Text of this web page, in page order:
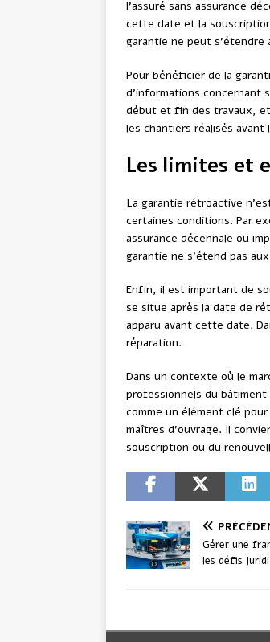
l’assuré sans assurance
cette date et la
garantie ne peut s’étendre
Pour bénéficier de la
d’informations concernant
début et fin des travaux,
les chantiers réalisés
Les limites et
La garantie rétroactive
certaines conditions. Par
assurance décennale ou
garantie ne s’étend pas
Enfin, il est important de
se situe après la date de
apparu avant cette date.
réparation.
Dans un contexte où le
professionnels du
comme un élément clé
maîtres d’ouvrage. Il
souscription ou du
Gérer une
les défis